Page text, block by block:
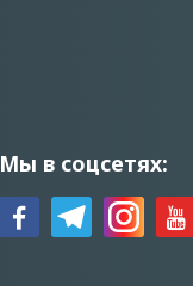
Мы в соцсетях: